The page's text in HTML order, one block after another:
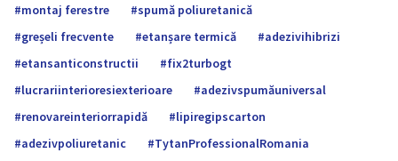
montaj ferestre
spumă poliuretanică
greșeli frecvente
etanșare termică
adezivihibrizi
etansanticonstructii
fix2turbogt
lucrariinterioresiexterioare
adezivspumăuniversal
renovareinteriorrapidă
lipiregipscarton
adezivpoliuretanic
TytanProfessionalRomania